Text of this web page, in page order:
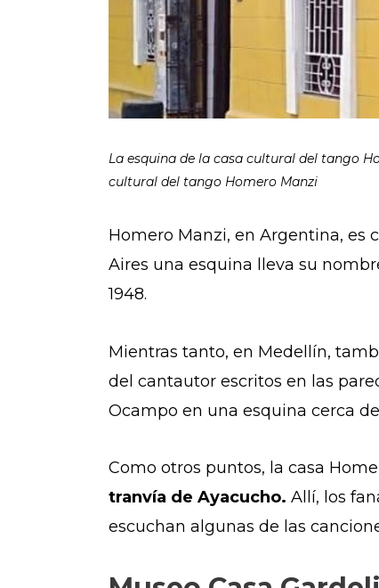
La esquina de la casa cultural del tango
cultural del tango Homero Manzi
Homero Manzi, en Argentina, es
Aires una esquina lleva su
1948.
Mientras tanto, en Medellín,
del cantautor escritos en las
Ocampo en una esquina cerca
Como otros puntos, la casa
tranvía de Ayacucho. Allí, los
escuchan algunas de las